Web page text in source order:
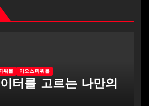
워볼 이오스파워볼
터를 고르는 나만의